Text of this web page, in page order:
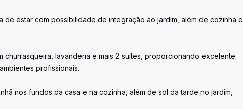
estar com possibilidade de integração ao jardim, além de cozinha e
lavanderia e mais 2 suítes, proporcionando excelente
profissionais.
nos fundos da casa e na cozinha, além de sol da tarde no jardim,